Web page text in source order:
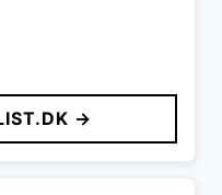
→